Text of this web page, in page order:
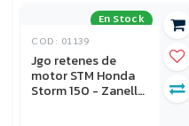
En Stock
COD: 01139
Jgo retenes de
motor STM Honda
Storm 150 - Zanella